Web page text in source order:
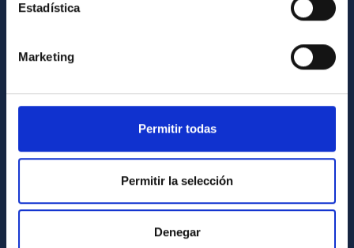
Estadística
Marketing
Permitir todas
Permitir la selección
Denegar
Contact
List of personnel
Library
ABOUT THE IAC